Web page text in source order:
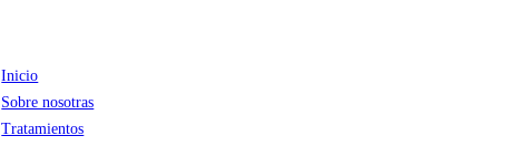
Inicio
Sobre nosotras
Tratamientos